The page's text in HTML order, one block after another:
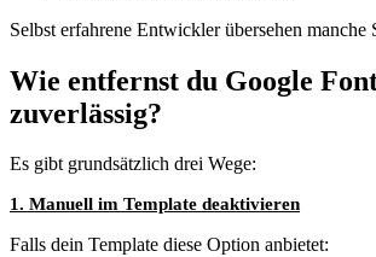
Selbst erfahrene Entwickler übersehen manche
Wie entfernst du Google
zuverlässig?
Es gibt grundsätzlich drei Wege:
1. Manuell im Template deaktivieren
Falls dein Template diese Option anbietet: